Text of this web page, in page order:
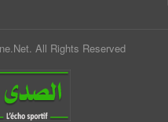
All Rights Reserved